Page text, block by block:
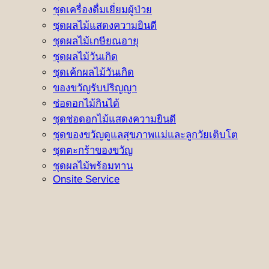
ชุดเครื่องดื่มเยี่ยมผู้ป่วย
ชุดผลไม้แสดงความยินดี
ชุดผลไม้เกษียณอายุ
ชุดผลไม้วันเกิด
ชุดเค้กผลไม้วันเกิด
ของขวัญรับปริญญา
ช่อดอกไม้กินได้
ชุดช่อดอกไม้แสดงความยินดี
ชุดของขวัญดูแลสุขภาพแม่และลูกวัยเติบโต
ชุดตะกร้าของขวัญ
ชุดผลไม้พร้อมทาน
Onsite Service